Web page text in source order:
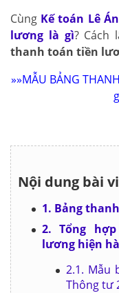
Cùng Kế toán Lê
lương là gì? Cách
thanh toán tiền
»»MẪU BẢNG
Nội dung bài
1. Bảng
2. Tổng
lương hiện
2.1. Mẫu
Thông tư